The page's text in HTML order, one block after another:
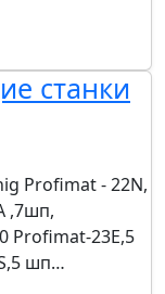
станки
Profimat - 22N,
,7шп,
Profimat-23Е,5
шп…